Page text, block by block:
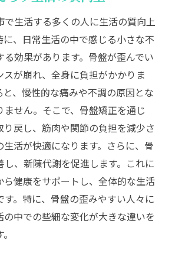
を知ることの重要性
が引き起こす長期的な問題
る適切な矯正方法の選び方
発見がもたらす健康維持
改善！瑞穂市住民の体験談
よる姿勢改善の効果
成功体験談とその詳細
た骨盤矯正のメリット
実感した日常の変化
骨盤矯正のすすめ
けた施術の感想と評価
をする人におすすめの骨盤矯正
で生活する多くの人に生活の質向上
に、日常生活の中で感じる小さな不
効果があります。骨盤が歪んでい
スが崩れ、全身に負担がかかりま
、慢性的な痛みや不調の原因とな
ません。そこで、骨盤矯正を通じ
り戻し、筋肉や関節の負担を減少さ
活が快適になります。さらに、骨
、新陳代謝を促進します。これに
ら健康をサポートし、全体的な生活
す。特に、骨盤の歪みやすい人々に
の中での些細な変化が大きな違いを